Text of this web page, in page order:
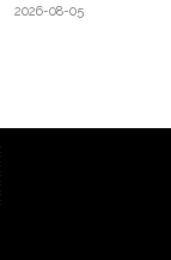
2026-08-05